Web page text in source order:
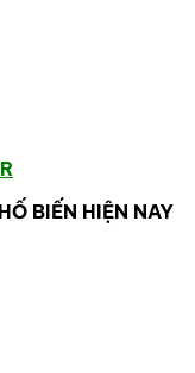
BIẾN HIỆN NAY